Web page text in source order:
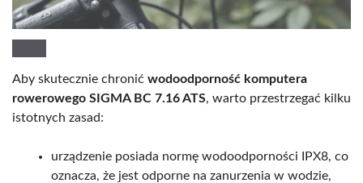
Aby skutecznie chronić wodoodporność komputera
rowerowego SIGMA BC 7.16 ATS, warto przestrzegać kilku
istotnych zasad:
urządzenie posiada normę wodoodporności IPX8, co
oznacza, że jest odporne na zanurzenia w wodzie,